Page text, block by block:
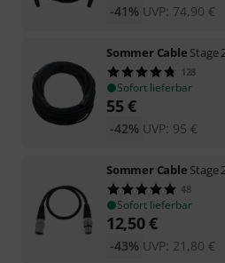
UVP: 74,90 €
-41%
Sommer Cable Stage
128
Sofort lieferbar
55€
UVP: 95 €
-42%
Sommer Cable Stage
48
Sofort lieferbar
12,50€
UVP: 21,80 €
-43%